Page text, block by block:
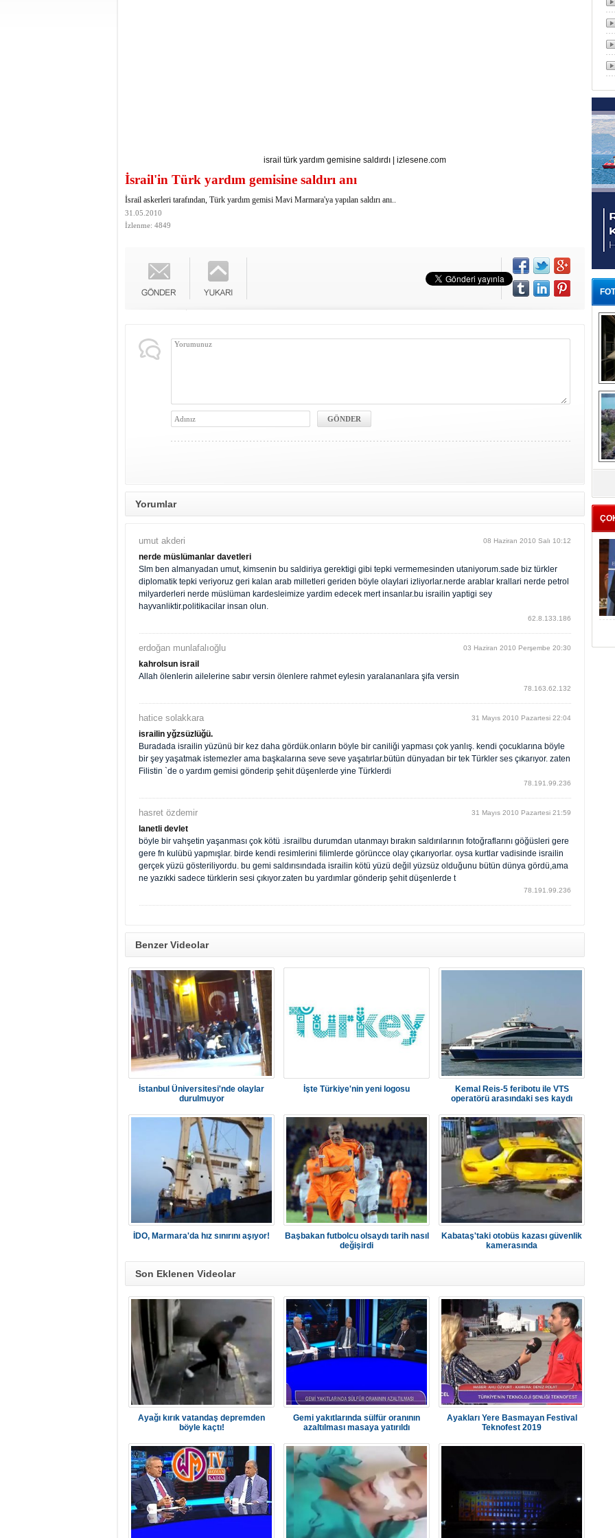
israil türk yardım gemisine saldırdı izlesene.com
İsrail'in Türk yardım gemisine saldırı anı
İsrail askerleri tarafından, Türk yardım gemisi Mavi Marmara'ya yapılan saldırı anı..
31.05.2010
İzlenme: 4849
Yorumlar
umut akderi 08 Haziran 2010 Salı 10:12
nerde müslümanlar davetleri
Slm ben almanyadan umut, kimsenin bu saldiriya gerektigi gibi tepki vermemesinden utaniyorum.sade biz türkler
diplomatik tepki veriyoruz geri kalan arab milletleri geriden böyle olaylari izliyorlar.nerde arablar krallari nerde petrol
milyarderleri nerde müslüman kardesleimize yardim edecek mert insanlar.bu israilin yaptigi sey
hayvanliktir.politikacilar insan olun.
62.8.133.186
erdoğan munlafalıoğlu 03 Haziran 2010 Perşembe 20:30
kahrolsun israil
Allah ölenlerin ailelerine sabır versin ölenlere rahmet eylesin yaralananlara şifa versin
78.163.62.132
hatice solakkara 31 Mayıs 2010 Pazartesi 22:04
israilin yğzsüzlüğü.
Buradada israilin yüzünü bir kez daha gördük.onların böyle bir caniliği yapması çok yanlış. kendi çocuklarına böyle
bir şey yaşatmak istemezler ama başkalarına seve seve yaşatırlar.bütün dünyadan bir tek Türkler ses çıkarıyor. zaten
Filistin `de o yardım gemisi gönderip şehit düşenlerde yine Türklerdi
78.191.99.236
hasret özdemir 31 Mayıs 2010 Pazartesi 21:59
lanetli devlet
böyle bir vahşetin yaşanması çok kötü .israilbu durumdan utanmayı bırakın saldırılarının fotoğraflarını göğüsleri gere
gere fn kulübü yapmışlar. birde kendi resimlerini filimlerde görüncce olay çıkarıyorlar. oysa kurtlar vadisinde israilin
gerçek yüzü gösteriliyordu. bu gemi saldırısındada israilin kötü yüzü değil yüzsüz olduğunu bütün dünya gördü,ama
ne yazıkki sadece türklerin sesi çıkıyor.zaten bu yardımlar gönderip şehit düşenlerde t
78.191.99.236
Benzer Videolar
İstanbul Üniversitesi'nde olaylar
durulmuyor
İşte Türkiye'nin yeni logosu
Kemal Reis-5 feribotu ile VTS
operatörü arasındaki ses kaydı
İDO, Marmara'da hız sınırını aşıyor!
Başbakan futbolcu olsaydı tarih nasıl
değişirdi
Kabataş'taki otobüs kazası güvenlik
kamerasında
Son Eklenen Videolar
Ayağı kırık vatandaş depremden
böyle kaçtı!
Gemi yakıtlarında sülfür oranının
azaltılması masaya yatırıldı
Ayakları Yere Basmayan Festival
Teknofest 2019